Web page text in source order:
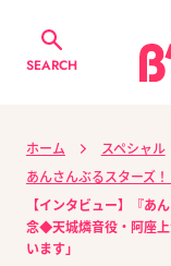
SEARCH
ホーム
スペシャル
あんさんぶるスターズ！
【インタビュー】『あ
念◆天城燐音役・阿座
います」